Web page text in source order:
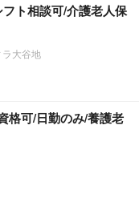
フト相談可/介護老人保
大谷地
格可/日勤のみ/養護老